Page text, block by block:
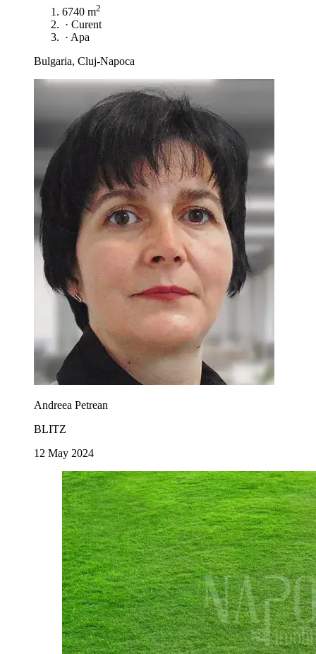
6740 m2
· Curent
· Apa
Bulgaria, Cluj-Napoca
Andreea Petrean
BLITZ
12 May 2024